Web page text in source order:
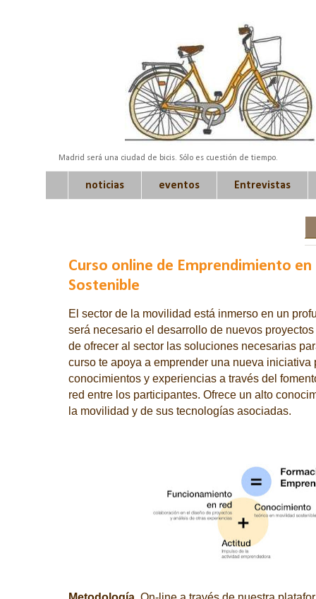
Madrid será una ciudad de bicis. Sólo es cuestión de tiempo.
noticias eventos Entrevistas
Curso online de Emprendimiento
Sostenible
El sector de la movilidad está inmerso en un
será necesario el desarrollo de nuevos
de ofrecer al sector las soluciones necesarias
curso te apoya a emprender una nueva iniciativa
conocimientos y experiencias a través del
red entre los participantes. Ofrece un alto
la movilidad y de sus tecnologías asociadas.